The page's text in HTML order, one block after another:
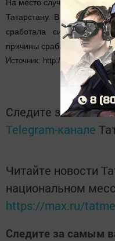
На место случившегося
Татарстану. В
сработала
причины срабатывания
Источник: http://
Следите за самым
Telegram-канале
Читайте новости
национальном
https://max.ru/
Следите за самым